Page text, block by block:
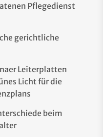
Pflegedienst
gerichtliche
Leiterplatten
Licht für die
beim